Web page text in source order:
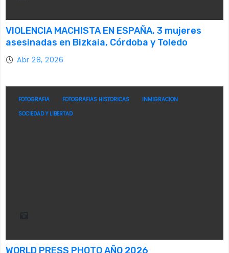
VIOLENCIA MACHISTA EN ESPAÑA. 3 mujeres
asesinadas en Bizkaia, Córdoba y Toledo
Abr 28, 2026
FOTOGRAFIA FOTOGRAFIAS HISTORICAS
INMIGRACION
SOCIEDAD Y LIBERTAD
WORLD PRESS PHOTO AÑO 2026